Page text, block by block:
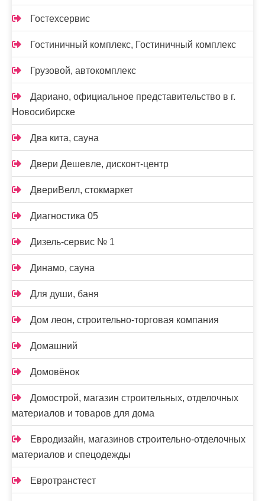
Гостехсервис
Гостиничный комплекс, Гостиничный комплекс
Грузовой, автокомплекс
Дариано, официальное представительство в г.
Новосибирске
Два кита, сауна
Двери Дешевле, дисконт-центр
ДвериВелл, стокмаркет
Диагностика 05
Дизель-сервис № 1
Динамо, сауна
Для души, баня
Дом леон, строительно-торговая компания
Домашний
Домовёнок
Домострой, магазин строительных, отделочных
материалов и товаров для дома
Евродизайн, магазинов строительно-отделочных
материалов и спецодежды
Евротранстест